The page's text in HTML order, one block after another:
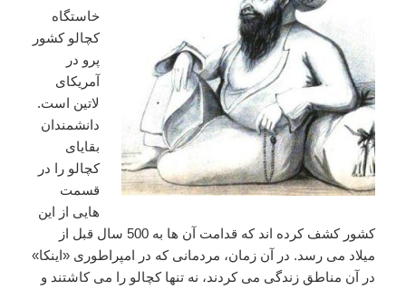
خاستگاه
کچالو کشور
پرو در
آمریکای
لاتین است.
دانشمندان
بقایای
کچالو را در
قسمت
هایی از این
کشور کشف کرده اند که قدامت آن ها به 500 سال قبل از
میلاد می رسد. در آن زمان، مردمانی که در امپراطوری «اینکا»
در آن مناطق زندگی می کردند، نه تنها کچالو را می کاشتند و